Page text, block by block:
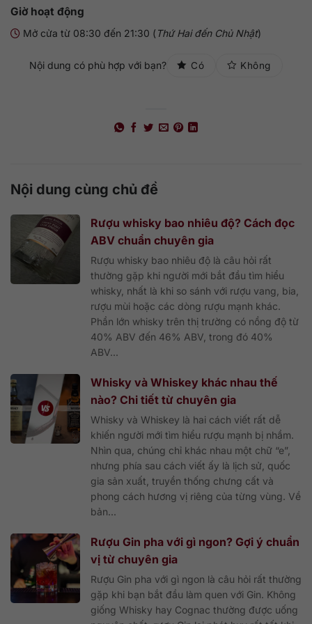
Giờ hoạt động
Mở cửa từ 08:30 đến 21:30 ( Thứ Hai đến Chủ Nhật)
Nội dung có phù hợp với bạn? Có Không
Nội dung cùng chủ đề
Rượu whisky bao nhiêu độ? Cách đọc
ABV chuẩn chuyên gia
Rượu whisky bao nhiêu độ là câu hỏi rất
thường gặp khi người mới bắt đầu tìm hiểu
whisky, nhất là khi so sánh với rượu vang, bia,
rượu mùi hoặc các dòng rượu mạnh khác.
Phần lớn whisky trên thị trường có nồng độ từ
40% ABV đến 46% ABV, trong đó 40%
ABV...
Whisky và Whiskey khác nhau thế
nào? Chi tiết từ chuyên gia
Whisky và Whiskey là hai cách viết rất dễ
khiến người mới tìm hiểu rượu mạnh bị nhầm.
Nhìn qua, chúng chỉ khác nhau một chữ “e”,
nhưng phía sau cách viết ấy là lịch sử, quốc
gia sản xuất, truyền thống chưng cất và
phong cách hương vị riêng của từng vùng. Về
bản...
Rượu Gin pha với gì ngon? Gợi ý chuẩn
vị từ chuyên gia
Rượu Gin pha với gì ngon là câu hỏi rất thường
gặp khi bạn bắt đầu làm quen với Gin. Không
giống Whisky hay Cognac thường được uống